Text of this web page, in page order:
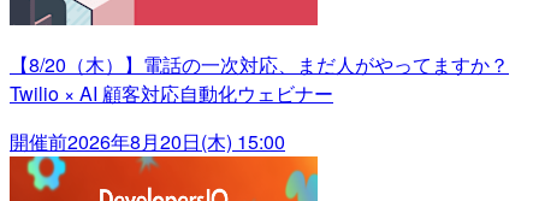
【8/20（木）】電話の一次対応、まだ人がやってますか？
Twilio × AI 顧客対応自動化ウェビナー
開催前2026年8月20日(木) 15:00